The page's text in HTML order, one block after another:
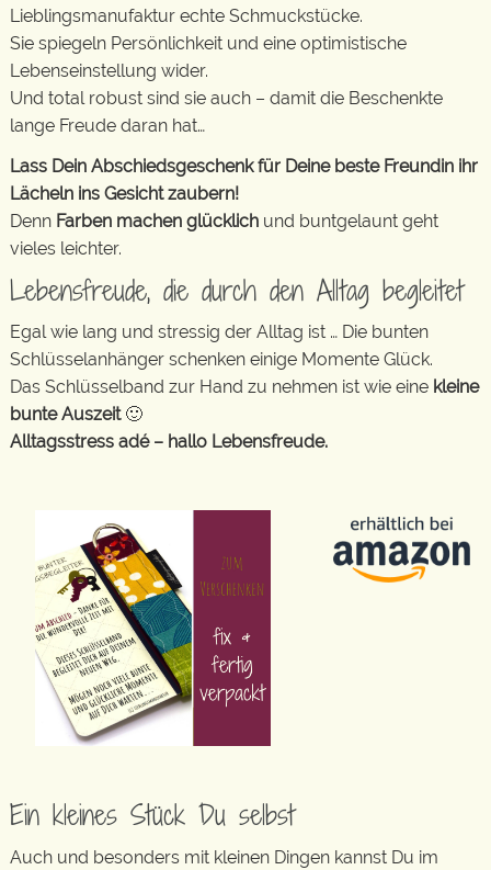
Lieblingsmanufaktur echte Schmuckstücke.
Sie spiegeln Persönlichkeit und eine optimistische
Lebenseinstellung wider.
Und total robust sind sie auch – damit die Beschenkte
lange Freude daran hat…
Lass Dein Abschiedsgeschenk für Deine beste Freundin ihr
Lächeln ins Gesicht zaubern!
Denn Farben machen glücklich und buntgelaunt geht
vieles leichter.
Lebensfreude, die durch den Alltag begleitet
Egal wie lang und stressig der Alltag ist … Die bunten
Schlüsselanhänger schenken einige Momente Glück.
Das Schlüsselband zur Hand zu nehmen ist wie eine kleine
bunte Auszeit🙂
Alltagsstress adé – hallo Lebensfreude.
Ein kleines Stück Du selbst
Auch und besonders mit kleinen Dingen kannst Du im